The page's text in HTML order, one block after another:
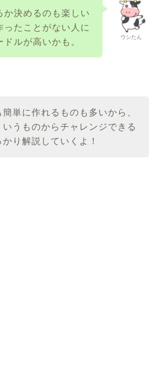
ウシたん
か決めるのも楽しい
ったことがない人に
ルが高いかも。
単に作れるものも多いから、
いうものからチャレンジできる
り解説していくよ！